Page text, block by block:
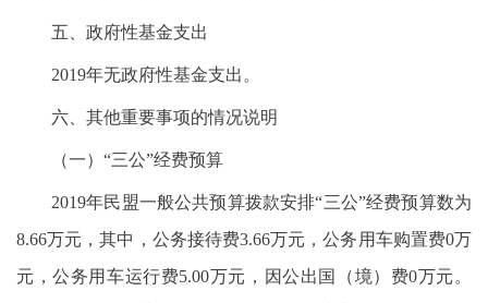
五、政府性基金支出
2019年无政府性基金支出。
六、其他重要事项的情况说明
（一）“三公”经费预算
2019年民盟一般公共预算拨款安排“三公”经费预算数为
8.66万元，其中，公务接待费3.66万元，公务用车购置费0万
元，公务用车运行费5.00万元，因公出国（境）费0万元。